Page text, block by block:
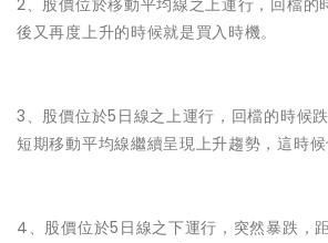
2、股價位於移動平均線之上運行，回檔的
後又再度上升的時候就是買入時機。
3、股價位於5日線之上運行，回檔的時候
短期移動平均線繼續呈現上升趨勢，這時候
4、股價位於5日線之下運行，突然暴跌，